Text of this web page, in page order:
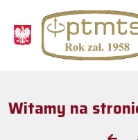
Witamy na